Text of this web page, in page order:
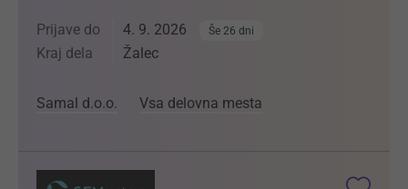
Prijave do 4. 9. 2026 Še 26 dni
Kraj dela Žalec
Samal d.o.o. Vsa delovna mesta